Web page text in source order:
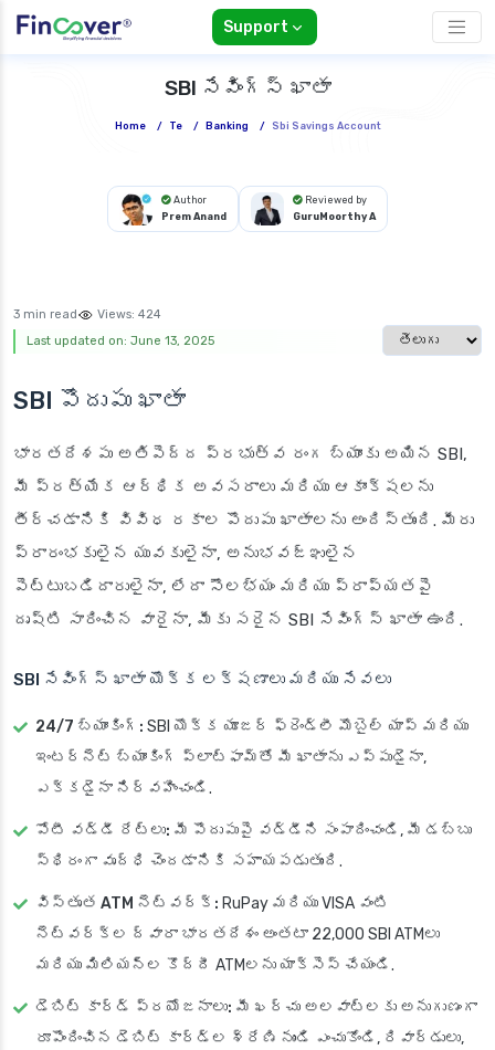
Support
SBI సేవింగ్స్ ఖాతా
Home / Te / Banking / Sbi Savings Account
Author
Prem Anand
Reviewed by
GuruMoorthy A
3 min read Views: 424
Select
Last updated on: June 13, 2025
SBI పొదుపు ఖాతా
భారతదేశపు అతిపెద్ద ప్రభుత్వ రంగ బ్యాంకు అయిన SBI,
మీ ప్రత్యేక ఆర్థిక అవసరాలు మరియు ఆకాంక్షలను
తీర్చడానికి వివిధ రకాల పొదుపు ఖాతాలను అందిస్తుంది. మీరు
ప్రారంభకులైన యువకులైనా, అనుభవజ్ఞులైన
పెట్టుబడిదారులైనా, లేదా సౌలభ్యం మరియు ప్రాప్యతపై
దృష్టి సారించిన వారైనా, మీకు సరైన SBI సేవింగ్స్ ఖాతా ఉంది.
SBI సేవింగ్స్ ఖాతా యొక్క లక్షణాలు మరియు సేవలు
24/7 బ్యాంకింగ్: SBI యొక్క యూజర్ ఫ్రెండ్లీ మొబైల్ యాప్ మరియు
ఇంటర్నెట్ బ్యాంకింగ్ ప్లాట్‌ఫామ్‌తో మీ ఖాతాను ఎప్పుడైనా,
ఎక్కడైనా నిర్వహించండి.
పోటీ వడ్డీ రేట్లు: మీ పొదుపుపై వడ్డీని సంపాదించండి, మీ డబ్బు
స్థిరంగా వృద్ధి చెందడానికి సహాయపడుతుంది.
విస్తృత ATM నెట్‌వర్క్: RuPay మరియు VISA వంటి
నెట్‌వర్క్‌ల ద్వారా భారతదేశం అంతటా 22,000 SBI ATMలు
మరియు మిలియన్ల కొద్దీ ATMలను యాక్సెస్ చేయండి.
డెబిట్ కార్డ్ ప్రయోజనాలు: మీ ఖర్చు అలవాట్లకు అనుగుణంగా
రూపొందించిన డెబిట్ కార్డ్‌ల శ్రేణి నుండి ఎంచుకోండి, రివార్డులు,